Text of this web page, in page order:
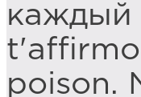
poison.